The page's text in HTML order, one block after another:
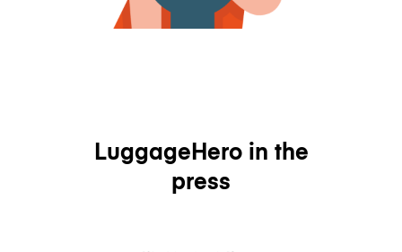
LuggageHero in the
press